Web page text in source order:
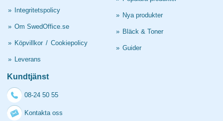
» Integritetspolicy
» Om SwedOffice.se
» Köpvillkor / Cookiepolicy
» Leverans
» Nya produkter
» Bläck & Toner
» Guider
Kundtjänst
08-24 50 55
Kontakta oss